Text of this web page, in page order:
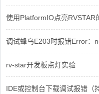
使用PlatformIO点亮RVSTAR
调试蜂鸟E203时报错Error：
rv-star开发板点灯实验
IDE或控制台下载调试报错（